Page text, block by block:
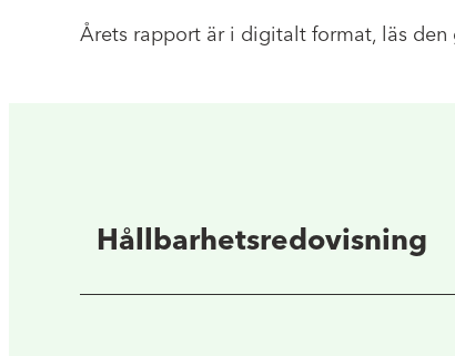
Årets rapport är i digitalt format, läs
Hållbarhetsredovisning
Här hittar du årets